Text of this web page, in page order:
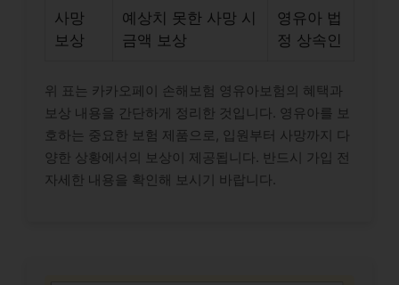
사망
보상
예상치 못한 사망 시
금액 보상
영유아 법
정 상속인
위 표는 카카오페이 손해보험 영유아보험의 혜택과
보상 내용을 간단하게 정리한 것입니다. 영유아를 보
호하는 중요한 보험 제품으로, 입원부터 사망까지 다
양한 상황에서의 보상이 제공됩니다. 반드시 가입 전
자세한 내용을 확인해 보시기 바랍니다.